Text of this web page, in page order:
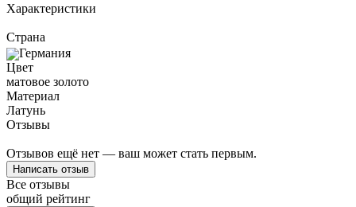
Характеристики
Страна
Германия
Цвет
матовое золото
Материал
Латунь
Отзывы
Отзывов ещё нет — ваш может стать первым.
Написать отзыв
Все отзывы
общий рейтинг